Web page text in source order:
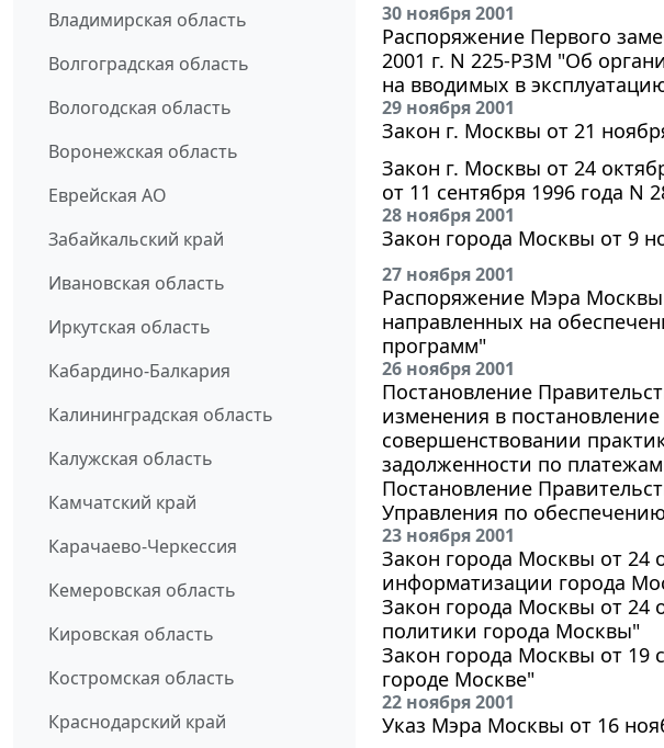
Владимирская область
Волгоградская область
Вологодская область
Воронежская область
Еврейская АО
Забайкальский край
Ивановская область
Иркутская область
Кабардино-Балкария
Калининградская область
Калужская область
Камчатский край
Карачаево-Черкессия
Кемеровская область
Кировская область
Костромская область
Краснодарский край
30 ноября 2001
Распоряжение Первого
2001 г. N 225-РЗМ "Об
на вводимых в
29 ноября 2001
Закон г. Москвы от 21
Закон г. Москвы от 24
от 11 сентября 1996 года
28 ноября 2001
Закон города Москвы от 9
27 ноября 2001
Распоряжение Мэра
направленных на
программ"
26 ноября 2001
Постановление
изменения в
совершенствовании
задолженности по
Постановление
Управления по
23 ноября 2001
Закон города Москвы от 24
информатизации города
Закон города Москвы от 24
политики города Москвы"
Закон города Москвы от 19
городе Москве"
22 ноября 2001
Указ Мэра Москвы от 16